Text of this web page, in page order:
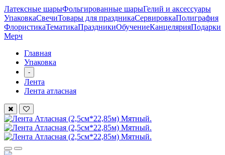
Латексные шарыФольгированные шарыГелий и аксессуары
УпаковкаСвечиТовары для праздникаСервировкаПолиграфия
ФлористикаТематикаПраздникиОбучениеКанцелярияПодарки
Мерч
Главная
Упаковка
-
Лента
Лента атласная